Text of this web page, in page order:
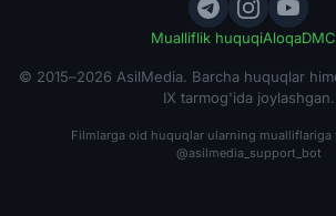
Mualliflik huquqiAloqa
© 2015–2026 AsilMedia. Barcha huquqlar
IX tarmog'ida joylashgan.
Filmlarga oid huquqlar ularning mualliflariga
@asilmedia_support_bot